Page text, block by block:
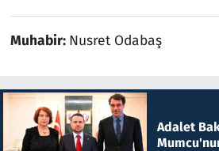
Muhabir: Nusret Odabaş
Adalet